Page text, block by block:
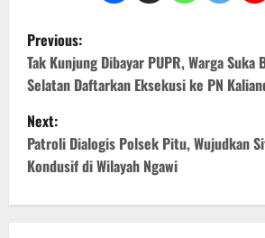
P
o
s
t
n
Previous:
Tak Kunjung Dibayar PUPR, Warga Suka
Selatan Daftarkan Eksekusi ke PN
Next:
Patroli Dialogis Polsek Pitu, Wujudkan
Kondusif di Wilayah Ngawi